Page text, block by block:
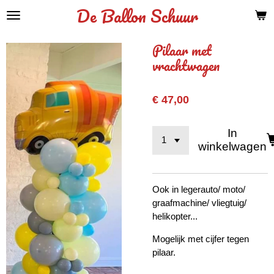
Ga
hoofdinhoud
De Ballon Schuur
Pilaar met
vrachtwagen
€ 47,00
In
winkelwagen
Ook in legerauto/ moto/
graafmachine/ vliegtuig/
helikopter...
Mogelijk met cijfer tegen
pilaar.